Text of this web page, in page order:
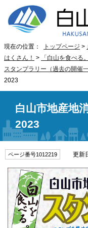
現在の位置： トップページ >
はくさん！ > 「白山を食べる
スタンプラリー（過去の開催一
2023
白山市地産地
2023
ページ番号1012219 更新